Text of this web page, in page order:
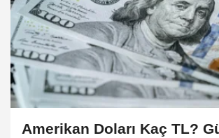
Amerikan Doları Kaç TL?